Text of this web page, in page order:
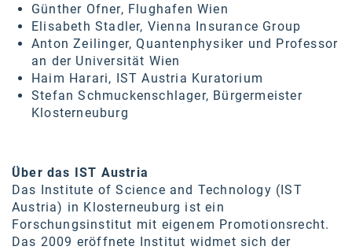
Günther Ofner, Flughafen Wien
Elisabeth Stadler, Vienna Insurance Group
Anton Zeilinger, Quantenphysiker und Professor
an der Universität Wien
Haim Harari, IST Austria Kuratorium
Stefan Schmuckenschlager, Bürgermeister
Klosterneuburg
Über das IST Austria
Das Institute of Science and Technology (IST
Austria) in Klosterneuburg ist ein
Forschungsinstitut mit eigenem Promotionsrecht.
Das 2009 eröffnete Institut widmet sich der